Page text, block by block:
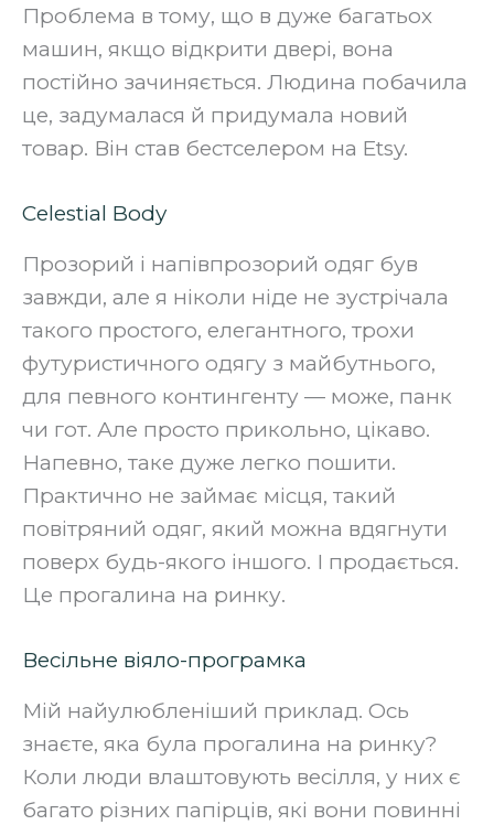
Проблема в тому, що в дуже багатьох
машин, якщо відкрити двері, вона
постійно зачиняється. Людина побачила
це, задумалася й придумала новий
товар. Він став бестселером на Etsy.‍
Celestial Body
Прозорий і напівпрозорий одяг був
завжди, але я ніколи ніде не зустрічала
такого простого, елегантного, трохи
футуристичного одягу з майбутнього,
для певного контингенту — може, панк
чи гот. Але просто прикольно, цікаво.
Напевно, таке дуже легко пошити.
Практично не займає місця, такий
повітряний одяг, який можна вдягнути
поверх будь-якого іншого. І продається.
Це прогалина на ринку.‍
Весільне віяло-програмка
Мій найулюбленіший приклад. Ось
знаєте, яка була прогалина на ринку?
Коли люди влаштовують весілля, у них є
багато різних папірців, які вони повинні